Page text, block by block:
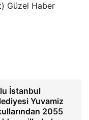
Güzel Haber
İstanbul
Yuvamiz
2055